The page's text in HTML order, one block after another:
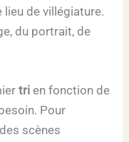
de villégiature.
du portrait, de
tri en fonction de
Pour
scènes